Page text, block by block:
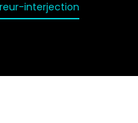
interjection